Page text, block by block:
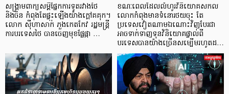
សង្គ្រាមពាក្យសម្តីផ្នែកការទូតរវាងថៃ
និងចិន កំពុងតែផ្ទុះឡើងយ៉ាងក្តៅគគុក។
លោក ស៊ីហាសាក់ ភួងកេតកែវ រដ្ឋមន្ត្រី
ការបរទេសថៃ បានចេញមុខផ្លែផ្កា …
ខណៈពេលដែលលំហូរវិនិយោគសកល
លោកកំពុងមានទំនោរថយចុះ តែ
ប្រទេសវៀតណាមឯណោះវិញបែរជា
អាចទាក់ទាញទុនវិនិយោគផ្ទាល់ពី
បរទេសបានយ៉ាងច្រើនសម្បើមរហូតដ…